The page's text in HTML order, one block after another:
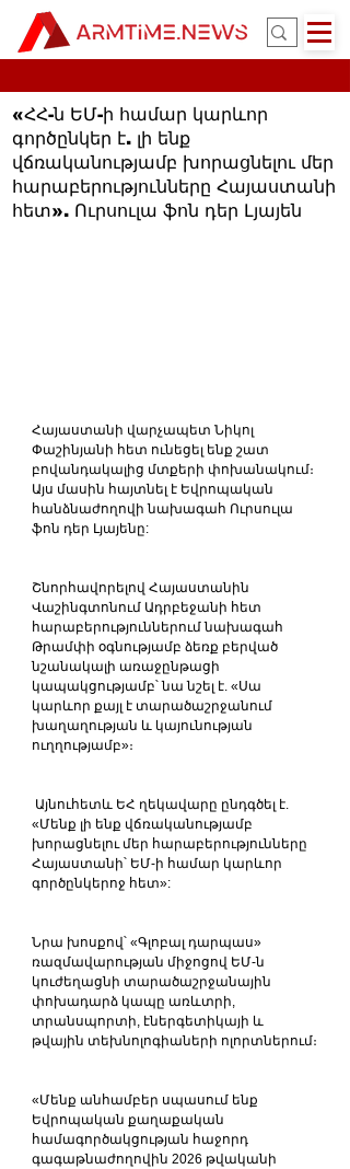
«ՀՀ-ն ԵՄ-ի համար կարևոր
գործընկեր է. լի ենք
վճռականությամբ խորացնելու մեր
հարաբերությունները Հայաստանի
հետ». Ուրսուլա ֆոն դեր Լյայեն
Հայաստանի վարչապետ Նիկոլ
Փաշինյանի հետ ունեցել ենք շատ
բովանդակալից մտքերի փոխանակում։
Այս մասին հայտնել է Եվրոպական
հանձնաժողովի նախագահ Ուրսուլա
ֆոն դեր Լյայենը:
Շնորհավորելով Հայաստանին
Վաշինգտոնում Ադրբեջանի հետ
հարաբերություններում նախագահ
Թրամփի օգնությամբ ձեռք բերված
նշանակալի առաջընթացի
կապակցությամբ՝ նա նշել է. «Սա
կարևոր քայլ է տարածաշրջանում
խաղաղության և կայունության
ուղղությամբ»։
Այնուհետև ԵՀ ղեկավարը ընդգծել է.
«Մենք լի ենք վճռականությամբ
խորացնելու մեր հարաբերությունները
Հայաստանի՝ ԵՄ-ի համար կարևոր
գործընկերոջ հետ»:
Նրա խոսքով՝ «Գլոբալ դարպաս»
ռազմավարության միջոցով ԵՄ-ն
կուժեղացնի տարածաշրջանային
փոխադարձ կապը առևտրի,
տրանսպորտի, էներգետիկայի և
թվային տեխնոլոգիաների ոլորտներում։
«Մենք անհամբեր սպասում ենք
Եվրոպական քաղաքական
համագործակցության հաջորդ
գագաթնաժողովին 2026 թվականի